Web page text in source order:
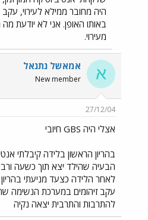
היה מחובר ממילא לעירוי,
באותו האופן. אני לא יודעת
מעירוי.
א אמאשל נתנאל
New member
27/12/04
אצלי היה GBS חיובי
בהריון הראשון בלידה קיבלתי
הבעיה שהילד יצא תוך כשעה
לאחר הלידה כצעד מניעתי בהריון
עקב זיהומים במערכת הנשימה
להתרבות והתרבית יצאה נקיה